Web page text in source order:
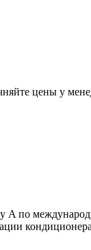
цены у
A по
кондиционера